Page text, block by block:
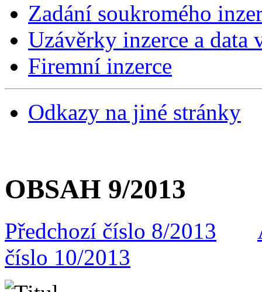
Zadání soukromého
Uzávěrky inzerce a data
Firemní inzerce
Odkazy na jiné stránky
OBSAH 9/2013
Předchozí číslo 8/2013
číslo 10/2013